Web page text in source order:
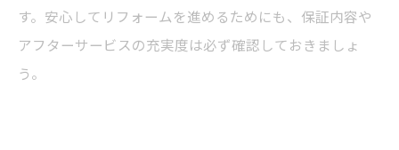
す。安心してリフォームを進めるためにも、保証内容や
アフターサービスの充実度は必ず確認しておきましょ
う。